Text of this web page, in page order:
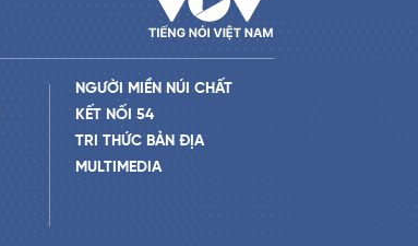
NGƯỜI MIỀN NÚI CHẤT
KẾT NỐI 54
TRI THỨC BẢN ĐỊA
MULTIMEDIA